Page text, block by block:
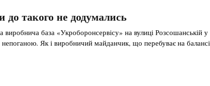
до такого не додумались
база «Укроборонсервісу» на вулиці Розсошанській у
непоганою. Як і виробничий майданчик, що перебуває на балансі